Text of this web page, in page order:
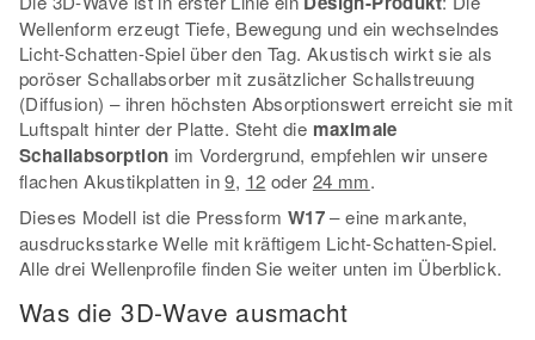
Wellenform erzeugt Tiefe, Bewegung und ein wechselndes
Licht-Schatten-Spiel über den Tag. Akustisch wirkt sie als
poröser Schallabsorber mit zusätzlicher Schallstreuung
(Diffusion) – ihren höchsten Absorptionswert erreicht sie mit
Luftspalt hinter der Platte. Steht die maximale
Schallabsorption im Vordergrund, empfehlen wir unsere
flachen Akustikplatten in9, 12 oder 24 mm.
Dieses Modell ist die Pressform W17– eine markante,
ausdrucksstarke Welle mit kräftigem Licht-Schatten-Spiel.
Alle drei Wellenprofile finden Sie weiter unten im Überblick.
Was die 3D-Wave ausmacht